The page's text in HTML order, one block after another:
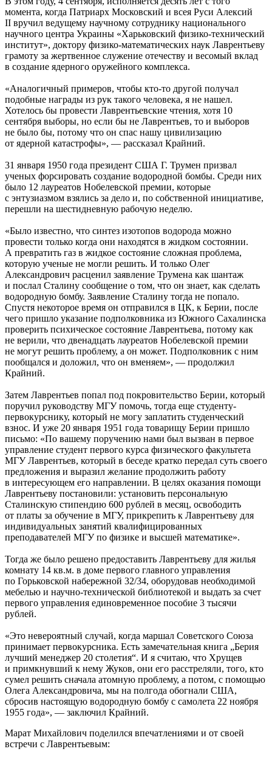
момента, когда Патриарх Московский и всея Руси Алексий
II вручил ведущему научному сотруднику национального
научного центра Украины «Харьковский физико-технический
институт», доктору физико-математических наук Лаврентьеву
грамоту за жертвенное служение отечеству и весомый вклад
в создание ядерного оружейного комплекса.
«Аналогичный примеров, чтобы кто-то другой получал
подобные награды из рук такого человека, я не нашел.
Хотелось бы провести Лаврентьевские чтения, хотя 10
сентября выборы, но если бы не Лаврентьев, то и выборов
не было бы, потому что он спас нашу цивилизацию
от ядерной катастрофы», — рассказал Крайний.
31 января 1950 года президент США Г. Трумен призвал
ученых форсировать создание водородной бомбы. Среди них
было 12 лауреатов Нобелевской премии, которые
с энтузиазмом взялись за дело и, по собственной инициативе,
перешли на шестидневную рабочую неделю.
«Было известно, что синтез изотопов водорода можно
провести только когда они находятся в жидком состоянии.
А превратить газ в жидкое состояние сложная проблема,
которую ученые не могли решить. И только Олег
Александрович расценил заявление Трумена как шантаж
и послал Сталину сообщение о том, что он знает, как сделать
водородную бомбу. Заявление Сталину тогда не попало.
Спустя некоторое время он отправился в ЦК, к Берии, после
чего пришло указание подполковника из Южного Сахалинска
проверить психическое состояние Лаврентьева, потому как
не верили, что двенадцать лауреатов Нобелевской премии
не могут решить проблему, а он может. Подполковник с ним
пообщался и доложил, что он вменяем», — продолжил
Крайний.
Затем Лаврентьев попал под покровительство Берии, который
поручил руководству МГУ помочь, тогда еще студенту-
первокурснику, который не могу заплатить студенческий
взнос. И уже 20 января 1951 года товарищу Берии пришло
письмо: «По вашему поручению нами был вызван в первое
управление студент первого курса физического факультета
МГУ Лаврентьев, который в беседе кратко передал суть своего
предложения и выразил желание продолжить работу
в интересующем его направлении. В целях оказания помощи
Лаврентьеву постановили: установить персональную
Сталинскую стипендию 600 рублей в месяц, освободить
от платы за обучение в МГУ, прикрепить к Лаврентьеву для
индивидуальных занятий квалифицированных
преподавателей МГУ по физике и высшей математике».
Тогда же было решено предоставить Лаврентьеву для жилья
комнату 14 кв.м. в доме первого главного управления
по Горьковской набережной 32/34, оборудовав необходимой
мебелью и научно-технической библиотекой и выдать за счет
первого управления единовременное пособие 3 тысячи
рублей.
«Это невероятный случай, когда маршал Советского Союза
принимает первокурсника. Есть замечательная книга „Берия
лучший менеджер 20 столетия“. И я считаю, что Хрущев
и примкнувший к нему Жуков, они его расстреляли, того, кто
сумел решить сначала атомную проблему, а потом, с помощью
Олега Александровича, мы на полгода обогнали США,
сбросив настоящую водородную бомбу с самолета 22 ноября
1955 года», — заключил Крайний.
Марат Михайлович поделился впечатлениями и от своей
встречи с Лаврентьевым: